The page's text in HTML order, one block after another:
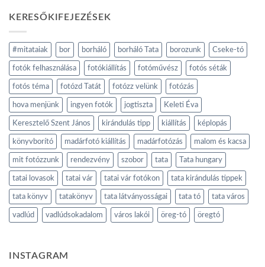
KERESŐKIFEJEZÉSEK
#mitataiak bor borháló borháló Tata borozunk Cseke-tó
fotók felhasználása fotókiállítás fotóművész fotós séták
fotós téma fotózd Tatát fotózz velünk fotózás
hova menjünk ingyen fotók jogtiszta Keleti Éva
Keresztelő Szent János kirándulás tipp kiállítás képlopás
könyvborító madárfotó kiállítás madárfotózás malom és kacsa
mit fotózzunk rendezvény szobor tata Tata hungary
tatai lovasok tatai vár tatai vár fotókon tata kirándulás tippek
tata könyv tatakönyv tata látványosságai tata tó tata város
vadlúd vadlúdsokadalom város lakói öreg-tó öregtó
INSTAGRAM